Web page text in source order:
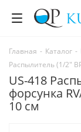
Главная - Каталог -
Распылитель (1/2"
US-418
форсунка
10 см